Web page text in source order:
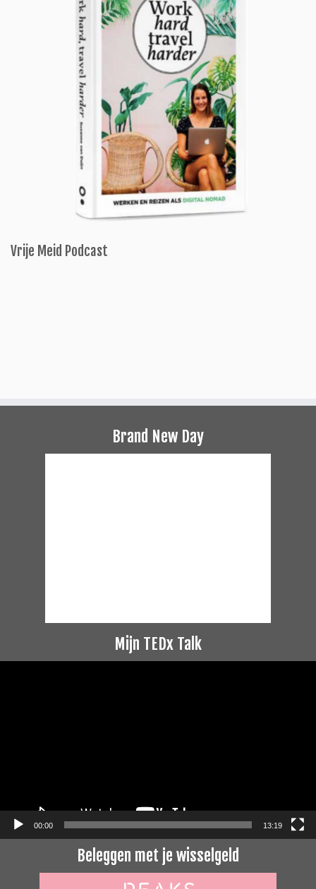
Vrije Meid Podcast
Brand New Day
Mijn TEDx Talk
00:00 13:19
Beleggen met je wisselgeld